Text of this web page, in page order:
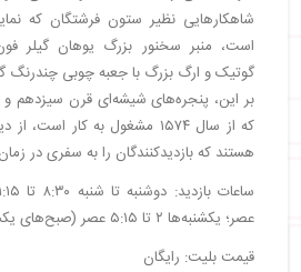
شاهکارهایی نظیر ستون فرشتگان که
است، منبر سخنور بزرگ یوهان گیلر
گوتیک و ارگ بزرگ با جعبه چوبی چندرنگ
بر این، پنجره‌های شیشه‌ای قرن سیزدهم
که از سال ۱۵۷۴ مشغول به کار
هستند که بازدیدکنندگان را به سفری در
عصر؛ یکشنبه‌ها ۲ تا ۵:۱۵ عصر (صبح‌های یکشنبه تعطیل)
قیمت بلیت: رایگان